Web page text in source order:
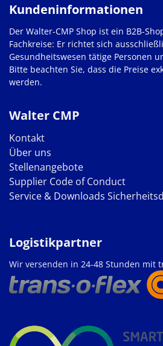
Walter CMP
Kontakt
Über uns
Stellenangebote
Supplier Code of Conduct
Service & Downloads
Kundeninformationen
Der Walter-CMP Shop ist ein B2B-
Fachkreise: Er richtet sich
Gesundheitswesen tätige Personen
Bitte beachten Sie, dass die Preise
werden.
Logistikpartner
Wir versenden in 24-48 Stunden mit